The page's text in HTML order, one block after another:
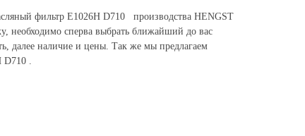
фильтр E1026H D710 производства HENGST
необходимо сперва выбрать ближайший до вас
далее наличие и цены. Так же мы предлагаем
D710 .